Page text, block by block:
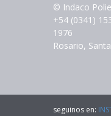
© Indaco
+54 (0341)
1976
Rosario,
seguinos en: